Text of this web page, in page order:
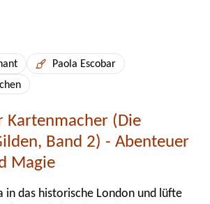
Paola Escobar
Kartenmacher (Die
Band 2) - Abenteuer
Magie
in das historische London und lüfte